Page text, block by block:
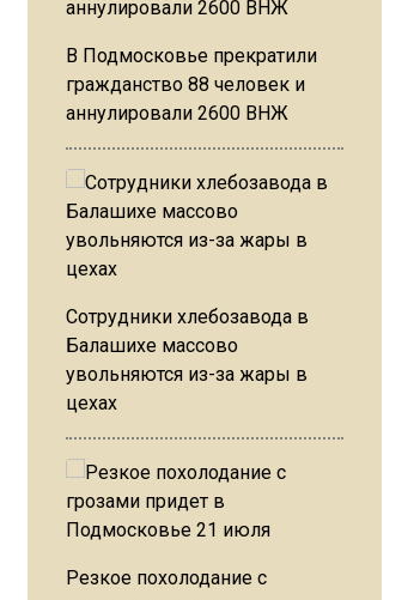
В Подмосковье прекратили
гражданство 88 человек и
аннулировали 2600 ВНЖ
Сотрудники хлебозавода в
Балашихе массово
увольняются из-за жары в
цехах
Резкое похолодание с